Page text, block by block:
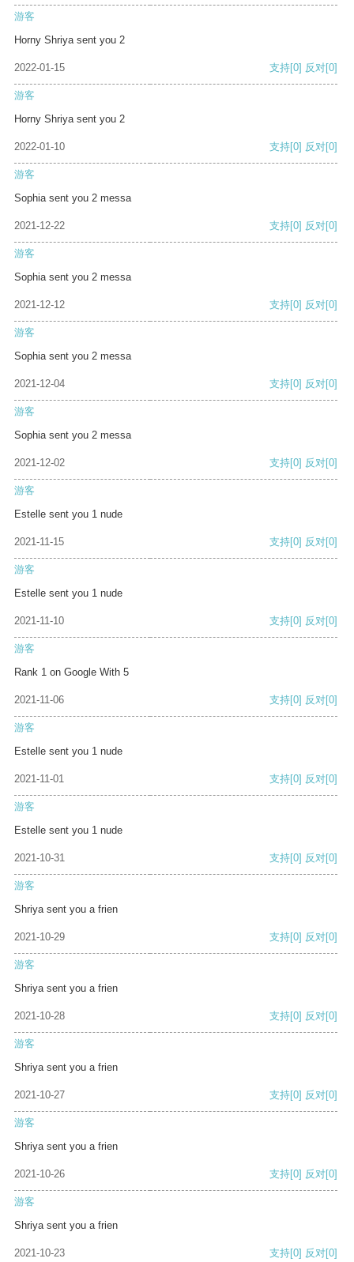
游客
Horny Shriya sent you 2
2022-01-15 支持[0] 反对[0]
游客
Horny Shriya sent you 2
2022-01-10 支持[0] 反对[0]
游客
Sophia sent you 2 messa
2021-12-22 支持[0] 反对[0]
游客
Sophia sent you 2 messa
2021-12-12 支持[0] 反对[0]
游客
Sophia sent you 2 messa
2021-12-04 支持[0] 反对[0]
游客
Sophia sent you 2 messa
2021-12-02 支持[0] 反对[0]
游客
Estelle sent you 1 nude
2021-11-15 支持[0] 反对[0]
游客
Estelle sent you 1 nude
2021-11-10 支持[0] 反对[0]
游客
Rank 1 on Google With 5
2021-11-06 支持[0] 反对[0]
游客
Estelle sent you 1 nude
2021-11-01 支持[0] 反对[0]
游客
Estelle sent you 1 nude
2021-10-31 支持[0] 反对[0]
游客
Shriya sent you a frien
2021-10-29 支持[0] 反对[0]
游客
Shriya sent you a frien
2021-10-28 支持[0] 反对[0]
游客
Shriya sent you a frien
2021-10-27 支持[0] 反对[0]
游客
Shriya sent you a frien
2021-10-26 支持[0] 反对[0]
游客
Shriya sent you a frien
2021-10-23 支持[0] 反对[0]